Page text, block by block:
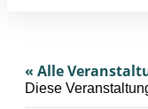
« Alle
Diese